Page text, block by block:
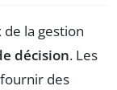
de la gestion
décision. Les
des